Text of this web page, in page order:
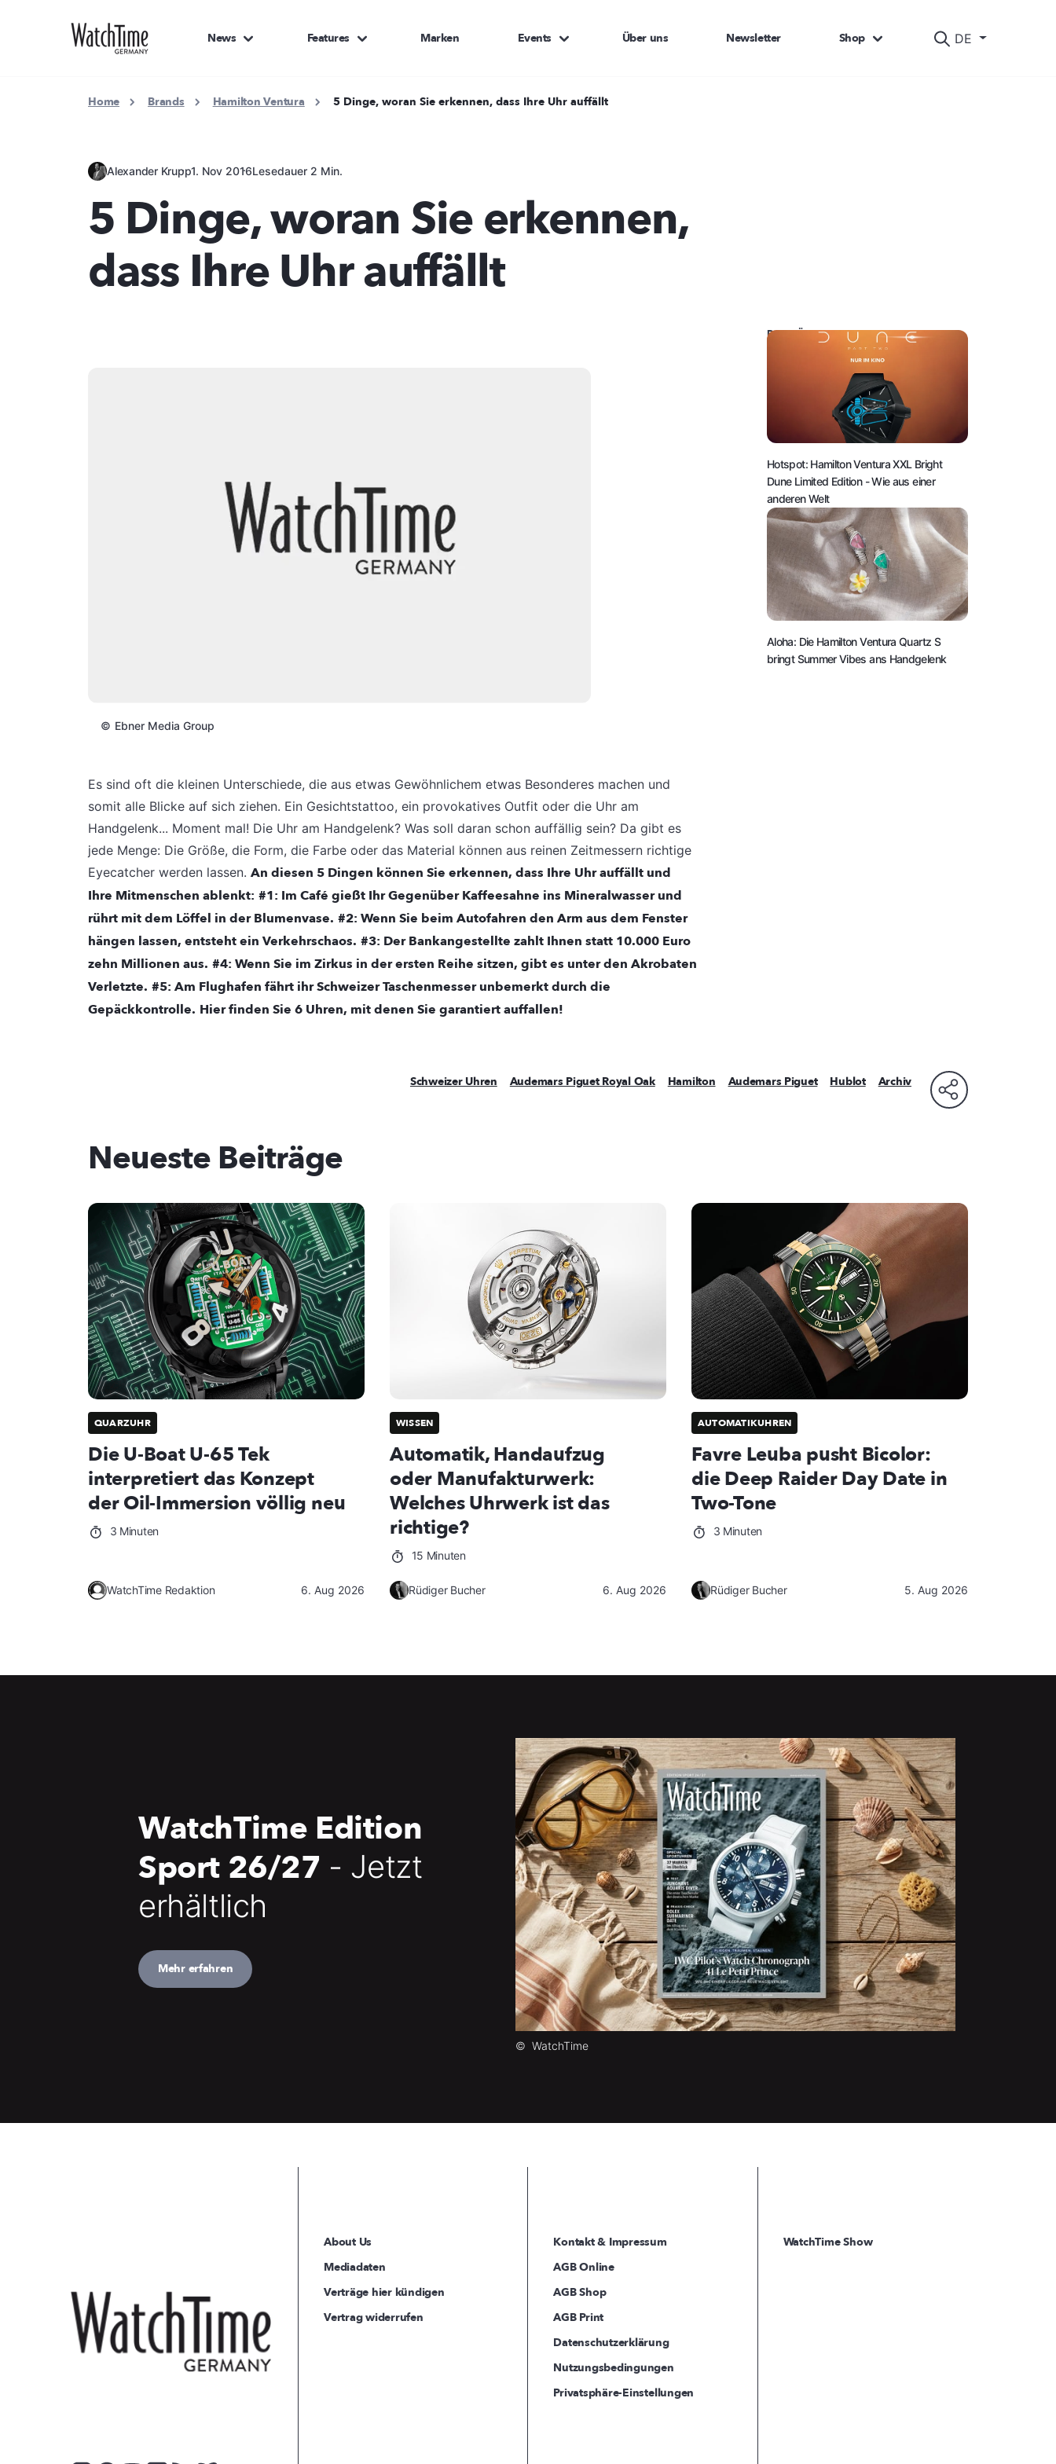
DE
News Features Marken Events Über uns Newsletter Shop
Home Brands Hamilton Ventura 5 Dinge, woran Sie erkennen, dass Ihre Uhr auffällt
Alexander Krupp1. Nov 2016Lesedauer 2 Min.
5 Dinge, woran Sie erkennen,
dass Ihre Uhr auffällt
© Ebner Media Group
Es sind oft die kleinen Unterschiede, die aus etwas Gewöhnlichem etwas Besonderes machen und
somit alle Blicke auf sich ziehen. Ein Gesichtstattoo, ein provokatives Outfit oder die Uhr am
Handgelenk... Moment mal! Die Uhr am Handgelenk? Was soll daran schon auffällig sein? Da gibt es
jede Menge: Die Größe, die Form, die Farbe oder das Material können aus reinen Zeitmessern richtige
Eyecatcher werden lassen. An diesen 5 Dingen können Sie erkennen, dass Ihre Uhr auffällt und
Ihre Mitmenschen ablenkt: #1: Im Café gießt Ihr Gegenüber Kaffeesahne ins Mineralwasser und
rührt mit dem Löffel in der Blumenvase. #2: Wenn Sie beim Autofahren den Arm aus dem Fenster
hängen lassen, entsteht ein Verkehrschaos. #3: Der Bankangestellte zahlt Ihnen statt 10.000 Euro
zehn Millionen aus. #4: Wenn Sie im Zirkus in der ersten Reihe sitzen, gibt es unter den Akrobaten
Verletzte. #5: Am Flughafen fährt ihr Schweizer Taschenmesser unbemerkt durch die
Gepäckkontrolle. Hier finden Sie 6 Uhren, mit denen Sie garantiert auffallen!
DAS KÖNNTE SIE AUCH INTERESSIEREN:
Hotspot: Hamilton Ventura XXL Bright
Dune Limited Edition - Wie aus einer
anderen Welt
Aloha: Die Hamilton Ventura Quartz S
bringt Summer Vibes ans Handgelenk
Schweizer Uhren Audemars Piguet Royal Oak Hamilton Audemars Piguet Hublot Archiv
Neueste Beiträge
QUARZUHR
Die U-Boat U-65 Tek
interpretiert das Konzept
der Oil-Immersion völlig neu
3 Minuten
WatchTime Redaktion 6. Aug 2026
WISSEN
Automatik, Handaufzug
oder Manufakturwerk:
Welches Uhrwerk ist das
richtige?
15 Minuten
Rüdiger Bucher 6. Aug 2026
AUTOMATIKUHREN
Favre Leuba pusht Bicolor:
die Deep Raider Day Date in
Two-Tone
3 Minuten
Rüdiger Bucher 5. Aug 2026
© WatchTime
WatchTime Edition
Sport 26/27 - Jetzt
erhältlich
Mehr erfahren
About Us
Mediadaten
Verträge hier kündigen
Vertrag widerrufen
Kontakt & Impressum
AGB Online
AGB Shop
AGB Print
Datenschutzerklärung
Nutzungsbedingungen
Privatsphäre-Einstellungen
WatchTime Show